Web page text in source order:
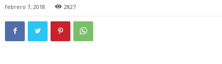
febrero 7, 2018 2827